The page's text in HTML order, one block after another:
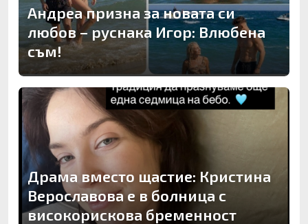
Андреа призна за новата си
любов – руснака Игор: Влюбена
съм!
Драма вместо щастие: Кристина
Верославова е в болница с
високорискова бременност